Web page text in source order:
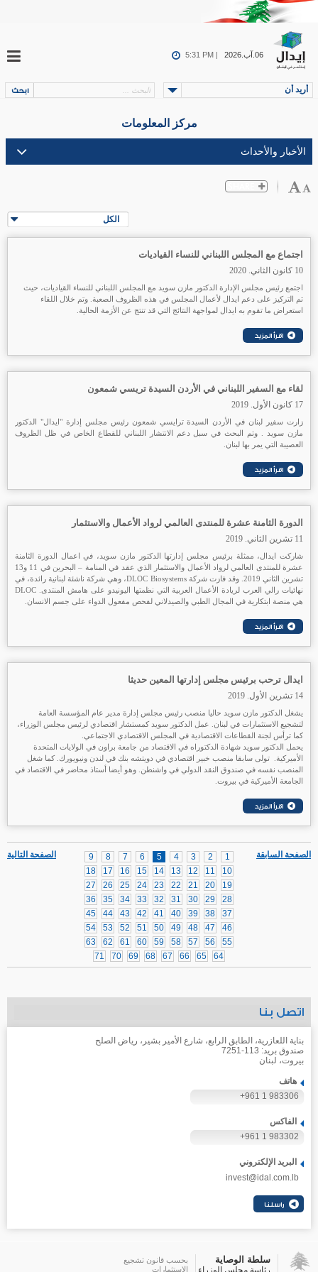
06.آب.2026 5:31 PM |
أريد أن
مركز المعلومات
الكل
اجتماع مع المجلس اللبناني للنساء القياديات
10 كانون الثاني. 2020
اجتمع رئيس مجلس الإدارة الدكتور مازن سويد مع المجلس اللبناني للنساء القياديات، حيث
تم التركيز على دعم ايدال لأعمال المجلس في هذه الظروف الصعبة. وتم خلال اللقاء
استعراض ما تقوم به ايدال لمواجهة النتائج التي قد تنتج عن الأزمة الحالية.
لقاء مع السفير اللبناني في الأردن السيدة تريسي شمعون
17 كانون الأول. 2019
زارت سفير لبنان في الأردن السيدة ترايسي شمعون رئيس مجلس إدارة "ايدال" الدكتور
مازن سويد . وتم البحث في سبل دعم الانتشار اللبناني للقطاع الخاص في ظل الظروف
العصيبة التي يمر بها لبنان.
الدورة الثامنة عشرة للمنتدى العالمي لرواد الأعمال والاستثمار
11 تشرين الثاني. 2019
شاركت ايدال، ممثلة برئيس مجلس إدارتها الدكتور مازن سويد، في اعمال الدورة الثامنة
عشرة للمنتدى العالمي لرواد الأعمال والاستثمار الذي عقد في المنامة – البحرين في 11 و13
تشرين الثاني 2019. وقد فازت شركة DLOC Biosystems، وهي شركة ناشئة لبنانية رائدة، في
نهائيات رالي العرب لريادة الأعمال العربية التي نظمتها اليونيدو على هامش المنتدى. DLOC
هي منصة ابتكارية في المجال الطبي والصيدلاني لفحص مفعول الدواء على جسم الانسان.
ايدال ترحب برئيس مجلس إدارتها المعين حديثا
14 تشرين الأول. 2019
يشغل الدكتور مازن سويد حاليا منصب رئيس مجلس إدارة مدير عام المؤسسة العامة
لتشجيع الاستثمارات في لبنان. عمل الدكتور سويد كمستشار اقتصادي لرئيس مجلس الوزراء،
كما ترأس لجنة القطاعات الاقتصادية في المجلس الاقتصادي الاجتماعي.
يحمل الدكتور سويد شهادة الدكتوراه في الاقتصاد من جامعة براون في الولايات المتحدة
الأميركية. تولى سابقا منصب خبير اقتصادي في دويتشه بنك في لندن ونيويورك. كما شغل
المنصب نفسه في صندوق النقد الدولي في واشنطن. وهو أيضا أستاذ محاضر في الاقتصاد في
الجامعة الأميركية في بيروت.
الصفحة التالية 1
2
3
4
5
6
7
8
9
10
11
12
13
14
15
16
17
18
19
20
21
22
23
24
25
26
27
28
29
30
31
32
33
34
35
36
37
38
39
40
41
42
43
44
45
46
47
48
49
50
51
52
53
54
55
56
57
58
59
60
61
62
63
64
65
66
67
68
69
70
71
الصفحة السابقة
اتصل بنا
بناية اللعازرية، الطابق الرابع، شارع الأمير بشير، رياض الصلح
صندوق بريد: 113-7251
بيروت، لبنان
هاتف
+961 1 983306
الفاكس
+961 1 983302
البريد الإلكتروني
invest@idal.com.lb
سلطة الوصاية
رئاسة مجلس الوزراء
بحسب قانون تشجيع
الاستثمارات